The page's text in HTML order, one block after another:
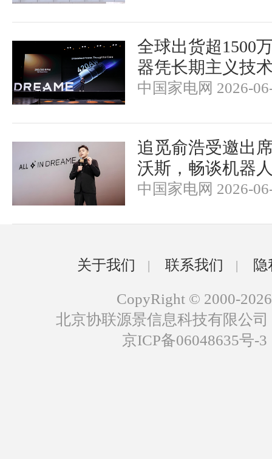
全球出货超1500
器凭长期主义技
中国家电网 2026-
追觅俞浩受邀出
沃斯，畅谈机器
中国家电网 2026-
关于我们 | 联系我们 |
CopyRight © 2000-2026
北京协联源景信息科技有限公
京ICP备06048635号-3